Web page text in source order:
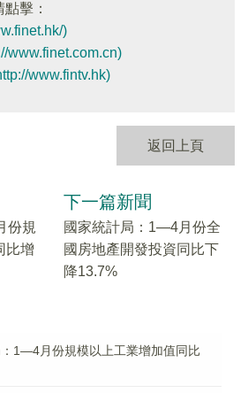
擊：
)
www.finet.com.cn)
www.fintv.hk)
返回上頁
份規
比增
下一篇新聞
國家統計局：1—4月份全
國房地產開發投資同比下
降13.7%
1—4月份規模以上工業增加值同比